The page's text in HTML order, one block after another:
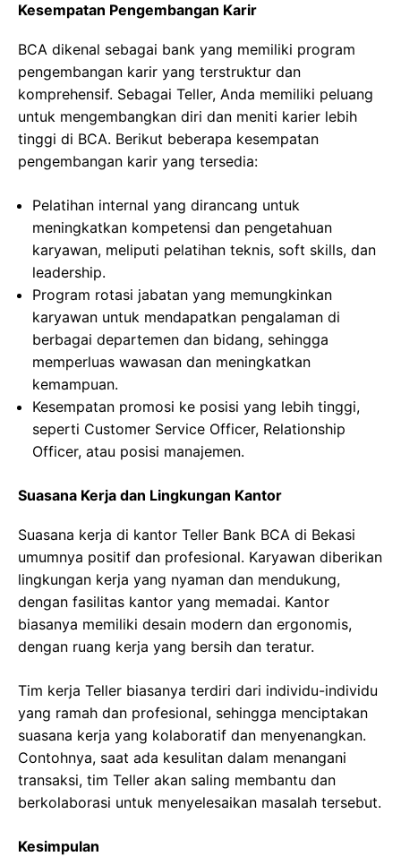
Kesempatan Pengembangan Karir
BCA dikenal sebagai bank yang memiliki program
pengembangan karir yang terstruktur dan
komprehensif. Sebagai Teller, Anda memiliki peluang
untuk mengembangkan diri dan meniti karier lebih
tinggi di BCA. Berikut beberapa kesempatan
pengembangan karir yang tersedia:
Pelatihan internal yang dirancang untuk
meningkatkan kompetensi dan pengetahuan
karyawan, meliputi pelatihan teknis, soft skills, dan
leadership.
Program rotasi jabatan yang memungkinkan
karyawan untuk mendapatkan pengalaman di
berbagai departemen dan bidang, sehingga
memperluas wawasan dan meningkatkan
kemampuan.
Kesempatan promosi ke posisi yang lebih tinggi,
seperti Customer Service Officer, Relationship
Officer, atau posisi manajemen.
Suasana Kerja dan Lingkungan Kantor
Suasana kerja di kantor Teller Bank BCA di Bekasi
umumnya positif dan profesional. Karyawan diberikan
lingkungan kerja yang nyaman dan mendukung,
dengan fasilitas kantor yang memadai. Kantor
biasanya memiliki desain modern dan ergonomis,
dengan ruang kerja yang bersih dan teratur.
Tim kerja Teller biasanya terdiri dari individu-individu
yang ramah dan profesional, sehingga menciptakan
suasana kerja yang kolaboratif dan menyenangkan.
Contohnya, saat ada kesulitan dalam menangani
transaksi, tim Teller akan saling membantu dan
berkolaborasi untuk menyelesaikan masalah tersebut.
Kesimpulan